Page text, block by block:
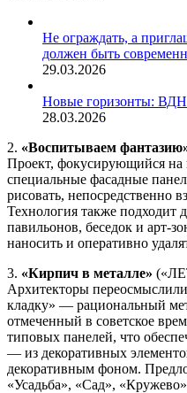
Не ограждать, а
должен быть
29.03.2026
Новые горизонты:
28.03.2026
2. «Воспитываем
Проект, фокусирующийся
специальные фасадные
рисовать, непосредственно
Технология также подходит
павильонов, беседок и арт-
наносить и оперативно
3. «Кирпич в металле»
Архитекторы
кладку» — рациональный
отмеченный в советское
типовых панелей, что
— из декоративных
декоративным фоном.
«Усадьба», «Сад»,